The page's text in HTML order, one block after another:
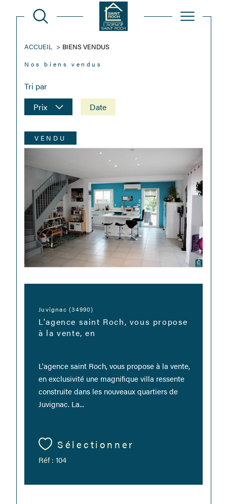
ACCUEIL BIENS VENDUS
Nos biens vendus
Tri par
Prix
Date
Juvignac (34990)
L'agence saint Roch, vous propose
à la vente, en
L'agence saint Roch, vous propose à la vente,
en exclusivité une magnifique villa ressente
construite dans les nouveaux quartiers de
Juvignac. La...
Sélectionner
Réf : 104
VENDU